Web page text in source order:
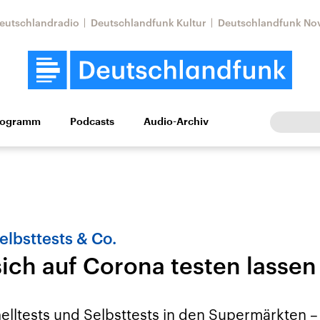
Deutschlandfunk Kultur Deutschlandfunk
Wissen Kultur Europa
Beiträge,
Aktuelle Lage und
Aktuelle Lage und
Podcasts Audio-Archiv
& Co.
auf Corona testen
und Selbsttests in den Supermärkten